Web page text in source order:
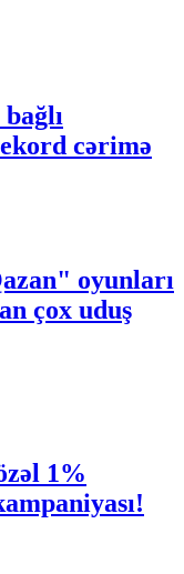
cərimə
oyunları
çox uduş
1%